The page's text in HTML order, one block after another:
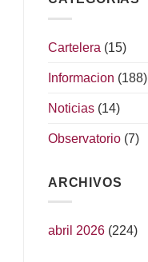
Cartelera (15)
Informacion (188)
Noticias (14)
Observatorio (7)
ARCHIVOS
abril 2026 (224)